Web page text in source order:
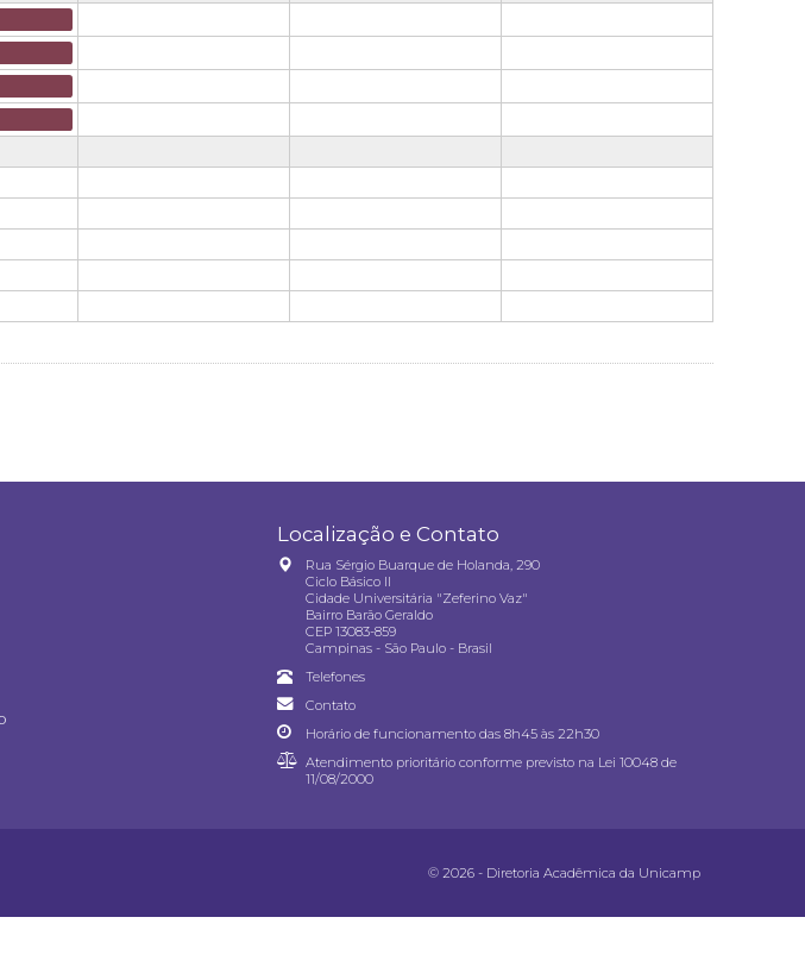
Localização e Contato
Rua Sérgio Buarque de Holanda, 290
Ciclo Básico II
Cidade Universitária "Zeferino Vaz"
Bairro Barão Geraldo
CEP 13083-859
Campinas - São Paulo - Brasil
Telefones
Contato
Horário de funcionamento das 8h45 às 22h30
Atendimento prioritário conforme previsto na Lei 10048 de
11/08/2000
© 2026 - Diretoria Acadêmica da Unicamp